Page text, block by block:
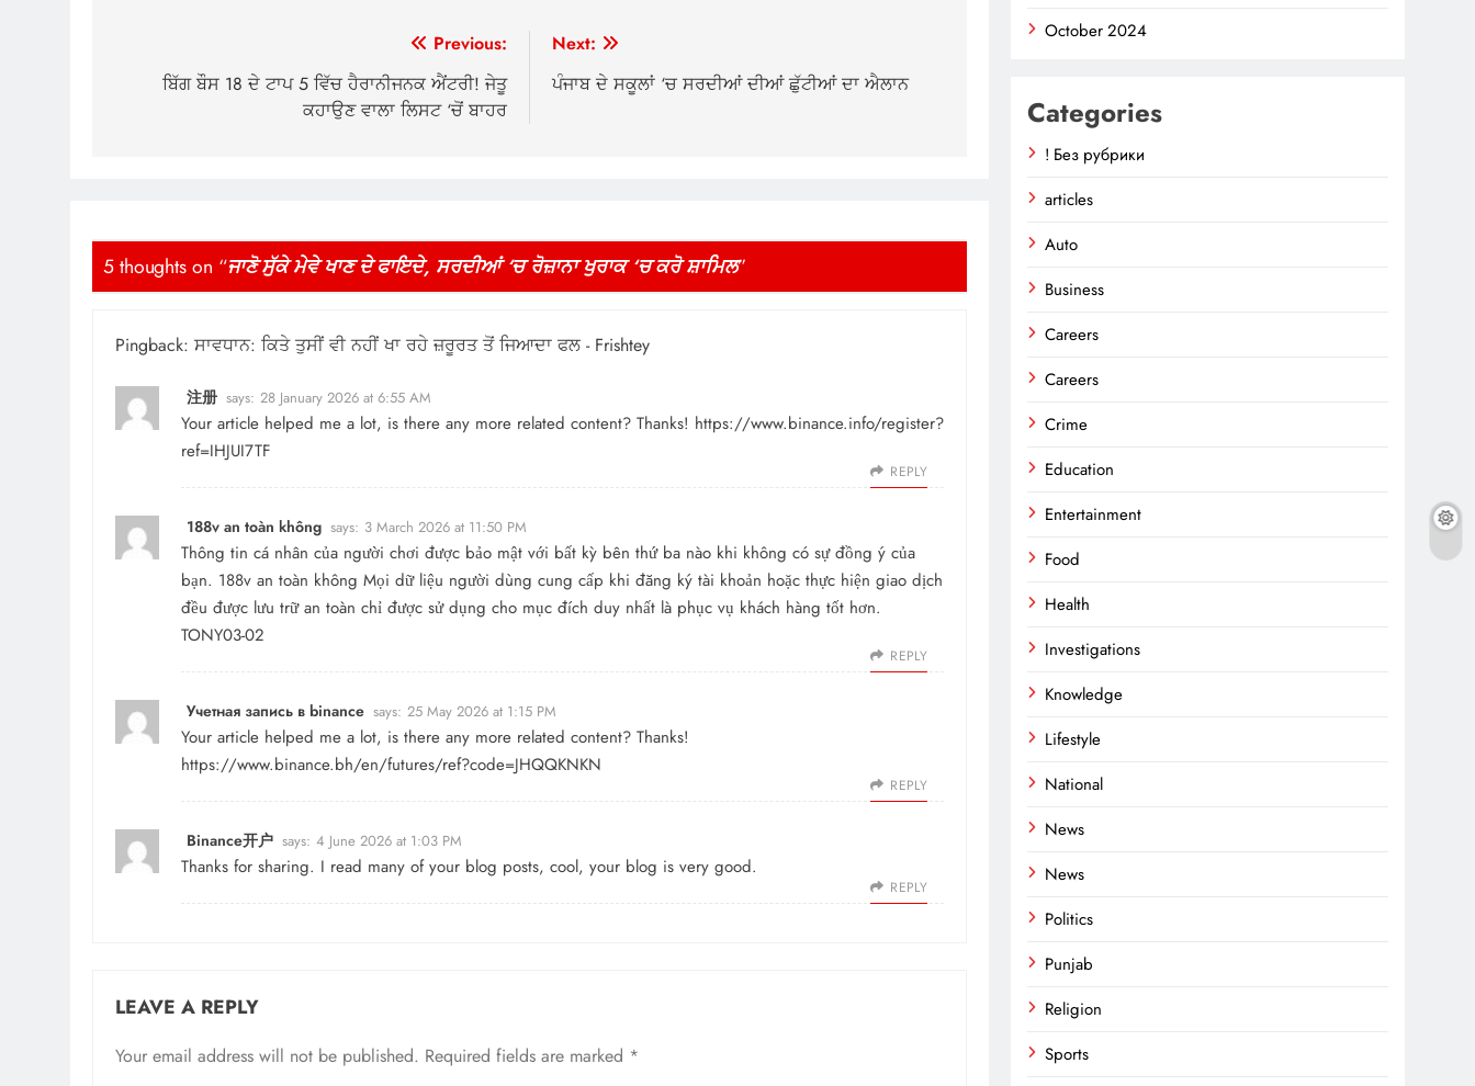
navigation
Previous:
ਬਿੱਗ ਬੌਸ 18 ਦੇ ਟਾਪ 5 ਵਿੱਚ ਹੈਰਾਨੀਜਨਕ ਐਂਟਰੀ! ਜੇਤੂ
ਕਹਾਉਣ ਵਾਲਾ ਲਿਸਟ ‘ਚੋਂ ਬਾਹਰ
Next:
ਪੰਜਾਬ ਦੇ ਸਕੂਲਾਂ ‘ਚ ਸਰਦੀਆਂ ਦੀਆਂ ਛੁੱਟੀਆਂ ਦਾ ਐਲਾਨ
5 thoughts on “ਜਾਣੋ ਸੁੱਕੇ ਮੇਵੇ ਖਾਣ ਦੇ ਫਾਇਦੇ, ਸਰਦੀਆਂ ‘ਚ ਰੋਜ਼ਾਨਾ ਖੁਰਾਕ ‘ਚ ਕਰੋ ਸ਼ਾਮਿਲ”
Pingback: ਸਾਵਧਾਨ: ਕਿਤੇ ਤੁਸੀਂ ਵੀ ਨਹੀਂ ਖਾ ਰਹੇ ਜ਼ਰੂਰਤ ਤੋਂ ਜਿਆਦਾ ਫਲ - Frishtey
注册 says: 28 January 2026 at 6:55 AM
Your article helped me a lot, is there any more related content? Thanks! https://www.binance.info/register?
ref=IHJUI7TF
REPLY
188v an toàn không says: 3 March 2026 at 11:50 PM
Thông tin cá nhân của người chơi được bảo mật với bất kỳ bên thứ ba nào khi không có sự đồng ý của
bạn. 188v an toàn không Mọi dữ liệu người dùng cung cấp khi đăng ký tài khoản hoặc thực hiện giao dịch
đều được lưu trữ an toàn chỉ được sử dụng cho mục đích duy nhất là phục vụ khách hàng tốt hơn.
TONY03-02
REPLY
Учетная запись в binance says: 25 May 2026 at 1:15 PM
Your article helped me a lot, is there any more related content? Thanks!
https://www.binance.bh/en/futures/ref?code=JHQQKNKN
REPLY
Binance开户 says: 4 June 2026 at 1:03 PM
Thanks for sharing. I read many of your blog posts, cool, your blog is very good.
REPLY
LEAVE A REPLY
Your email address will not be published. Required fields are marked *
October 2024
Categories
! Без рубрики
articles
Auto
Business
Careers
Careers
Crime
Education
Entertainment
Food
Health
Investigations
Knowledge
Lifestyle
National
News
News
Politics
Punjab
Religion
Sports